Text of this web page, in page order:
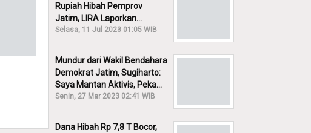
Rupiah Hibah Pemprov
Jatim, LIRA Laporkan
Khofifah ke KPK: Dia Harus
Selasa, 11 Jul 2023 01:05 WIB
Mundur dari Wakil Bendahara
Demokrat Jatim, Sugiharto:
Saya Mantan Aktivis, Peka
Sekali Kalau Ada yang
Senin, 27 Mar 2023 02:41 WIB
Dana Hibah Rp 7,8 T Bocor,